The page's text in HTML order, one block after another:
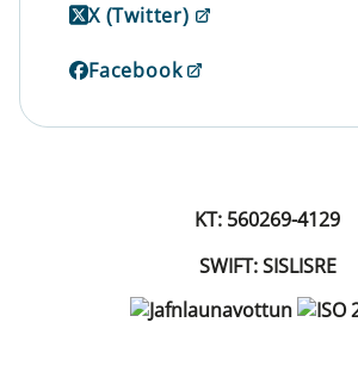
X (Twitter)
Facebook
KT: 560269-4129
SWIFT: SISLISRE